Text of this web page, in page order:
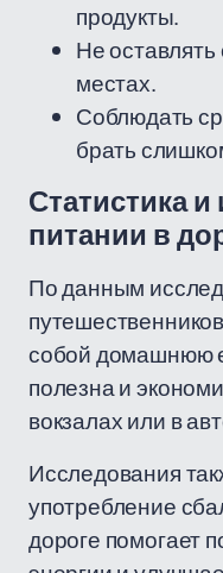
продукты.
Не
местах.
Соблюдать
брать
Статистика
питании в
По данным
собой домашнюю
полезна и
вокзалах или в
Исследования
употребление
дороге помогает